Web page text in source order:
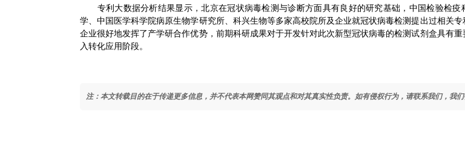
专利大数据分析结果显示，北京在冠状病毒检测与诊断方面具有良好的研究基础，中国检验检疫
学、中国医学科学院病原生物学研究所、科兴生物等多家高校院所及企业就冠状病毒检测提出过相关
企业很好地发挥了产学研合作优势，前期科研成果对于开发针对此次新型冠状病毒的检测试剂盒具有
入转化应用阶段。
注：本文转载目的在于传递更多信息，并不代表本网赞同其观点和对其真实性负责。如有侵权行为，请联系我们，我们